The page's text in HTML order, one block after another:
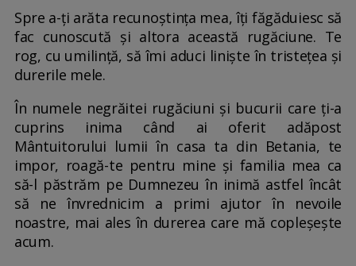
Spre a-ți arăta recunoștința mea, îți făgăduiesc să
fac cunoscută și altora această rugăciune. Te
rog, cu umilință, să îmi aduci liniște în tristețea și
durerile mele.
În numele negrăitei rugăciuni și bucurii care ți-a
cuprins inima când ai oferit adăpost
Mântuitorului lumii în casa ta din Betania, te
impor, roagă-te pentru mine și familia mea ca
să-l păstrăm pe Dumnezeu în inimă astfel încât
să ne învrednicim a primi ajutor în nevoile
noastre, mai ales în durerea care mă copleșește
acum.